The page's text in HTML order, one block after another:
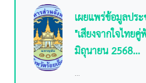
เผยแพร่ข้อมูลปร
"เสียงจากใจไทย
มิถุนายน 2568...
...